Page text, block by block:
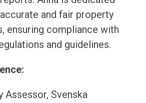
and fair property
ensuring compliance with
and guidelines.
Assessor, Svenska